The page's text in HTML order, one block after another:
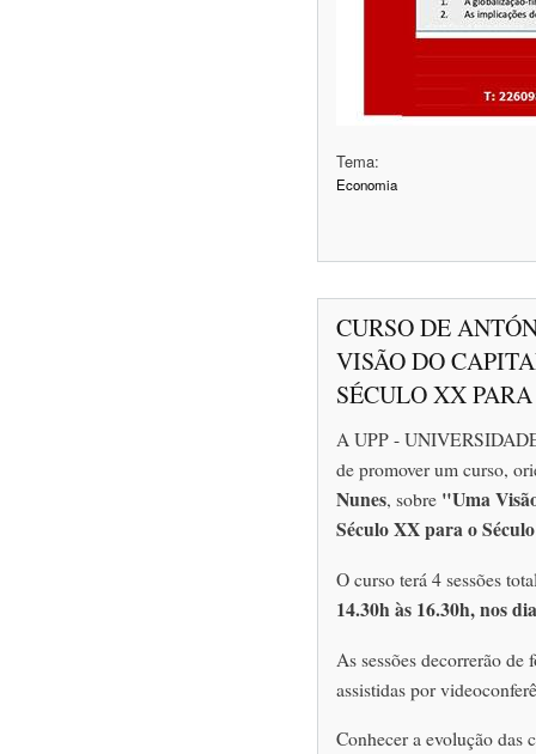
Tema:
Economia
CURSO DE
VISÃO DO
SÉCULO XX
A UPP -
de promover um curso,
Nunes, sobre "Uma
Século XX para o
O curso terá 4 sessões
14.30h às 16.30h, nos
As sessões decorrerão de
assistidas por
Conhecer a evolução das